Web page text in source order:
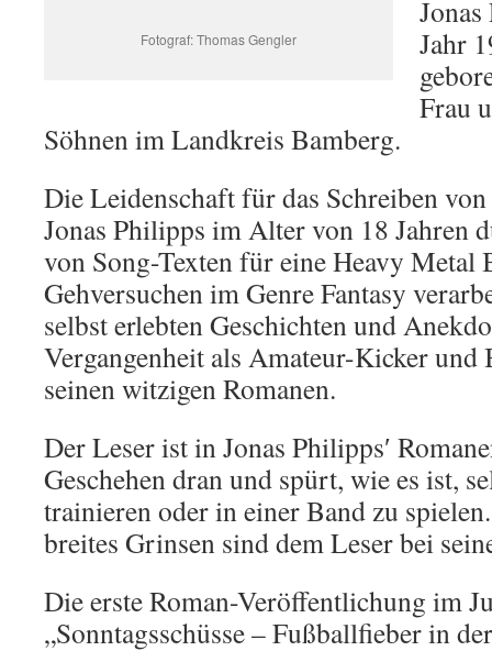
Fotograf: Thomas Gengler
Jahr
Frau
Söhnen im Landkreis Bamberg.
Die Leidenschaft für das Schreiben
Jonas Philipps im Alter von 18 Jahren
von Song-Texten für eine Heavy Metal
Gehversuchen im Genre Fantasy
selbst erlebten Geschichten und
Vergangenheit als Amateur-Kicker
seinen witzigen Romanen.
Der Leser ist in Jonas Philipps′
Geschehen dran und spürt, wie es ist,
trainieren oder in einer Band zu
breites Grinsen sind dem Leser bei
Die erste Roman-Veröffentlichung im
„Sonntagsschüsse – Fußballfieber in